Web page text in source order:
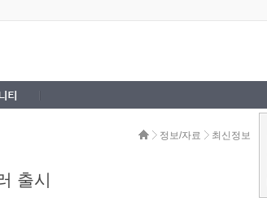
티
정보/자료 최신정보
출시